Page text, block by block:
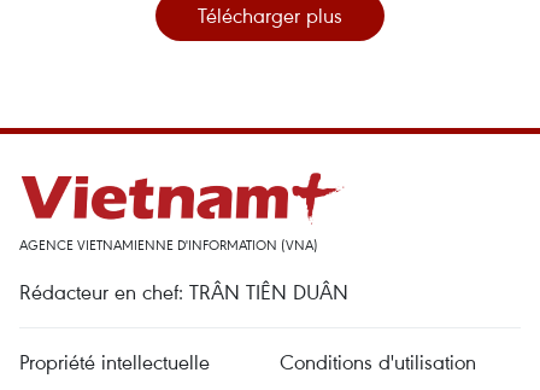
Télécharger plus
AGENCE VIETNAMIENNE D'INFORMATION (VNA)
Rédacteur en chef: TRÂN TIÊN DUÂN
Propriété intellectuelle
Conditions d'utilisation